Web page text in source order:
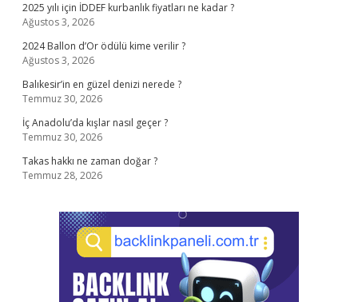
2025 yılı için İDDEF kurbanlık fiyatları ne kadar ?
Ağustos 3, 2026
2024 Ballon d’Or ödülü kime verilir ?
Ağustos 3, 2026
Balıkesir’in en güzel denizi nerede ?
Temmuz 30, 2026
İç Anadolu’da kışlar nasıl geçer ?
Temmuz 30, 2026
Takas hakkı ne zaman doğar ?
Temmuz 28, 2026